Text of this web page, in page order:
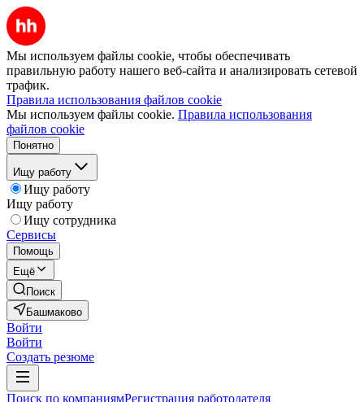
Мы используем файлы cookie, чтобы обеспечивать
правильную работу нашего веб-сайта и анализировать сетевой
трафик.
Правила использования файлов cookie
Мы используем файлы cookie. Правила использования
файлов cookie
Понятно
Ищу работу
Ищу работу
Ищу работу
Ищу сотрудника
Сервисы
Помощь
Ещё
Поиск
Башмаково
Войти
Войти
Создать резюме
Поиск по компаниямРегистрация работодателя